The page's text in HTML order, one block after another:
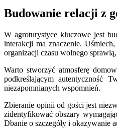
Budowanie relacji z
W agroturystyce kluczowe jest
interakcji ma znaczenie.
organizacji czasu wolnego
Warto stworzyć atmosferę
podkreślającym autentyczność
niezapomnianych wspomnień.
Zbieranie opinii od gości jest
zidentyfikować obszary
Dbanie o szczegóły i okazywanie